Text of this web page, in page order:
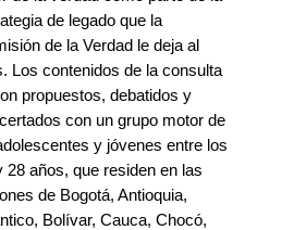
de legado que la
de la Verdad le deja al
Los contenidos de la consulta
propuestos, debatidos y
con un grupo motor de
y jóvenes entre los
28 años, que residen en las
de Bogotá, Antioquia,
Bolívar, Cauca, Chocó,